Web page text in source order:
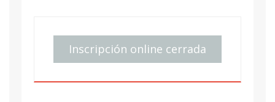
Inscripción online cerrada